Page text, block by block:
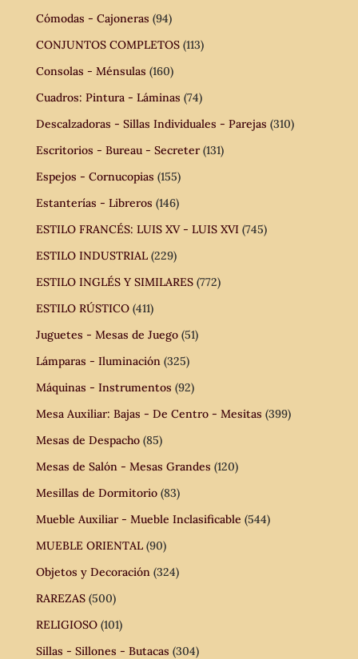
Cómodas - Cajoneras (94)
CONJUNTOS COMPLETOS (113)
Consolas - Ménsulas (160)
Cuadros: Pintura - Láminas (74)
Descalzadoras - Sillas Individuales - Parejas (310)
Escritorios - Bureau - Secreter (131)
Espejos - Cornucopias (155)
Estanterías - Libreros (146)
ESTILO FRANCÉS: LUIS XV - LUIS XVI (745)
ESTILO INDUSTRIAL (229)
ESTILO INGLÉS Y SIMILARES (772)
ESTILO RÚSTICO (411)
Juguetes - Mesas de Juego (51)
Lámparas - Iluminación (325)
Máquinas - Instrumentos (92)
Mesa Auxiliar: Bajas - De Centro - Mesitas (399)
Mesas de Despacho (85)
Mesas de Salón - Mesas Grandes (120)
Mesillas de Dormitorio (83)
Mueble Auxiliar - Mueble Inclasificable (544)
MUEBLE ORIENTAL (90)
Objetos y Decoración (324)
RAREZAS (500)
RELIGIOSO (101)
Sillas - Sillones - Butacas (304)